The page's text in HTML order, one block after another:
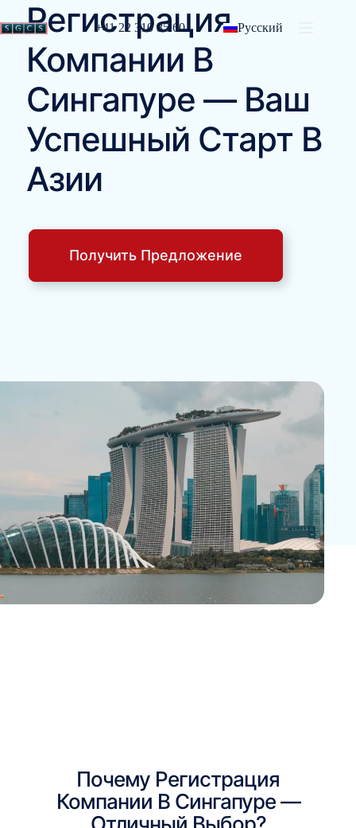
+41 22 310 85 60 Русский
Регистрация
Компании В
Сингапуре — Ваш
Успешный Старт В
Азии
Получить Предложение
Почему Регистрация
Компании В Сингапуре —